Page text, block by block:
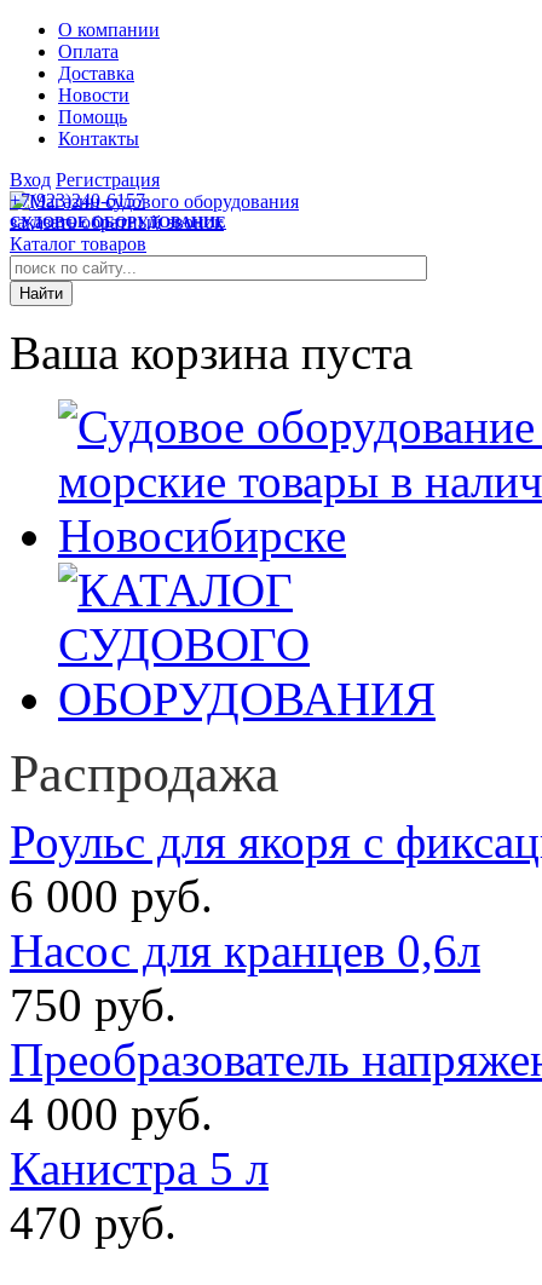
О компании
Оплата
Доставка
Новости
Помощь
Контакты
Вход Регистрация
СУДОВОЕ ОБОРУДОВАНИЕ
+7(923)240-6157
заказать обратный звонок
Каталог товаров
Ваша корзина пуста
Распродажа
Роульс для якоря с
6 000 руб.
Насос для кранцев 0,6л
750 руб.
Преобразователь
4 000 руб.
Канистра 5 л
470 руб.